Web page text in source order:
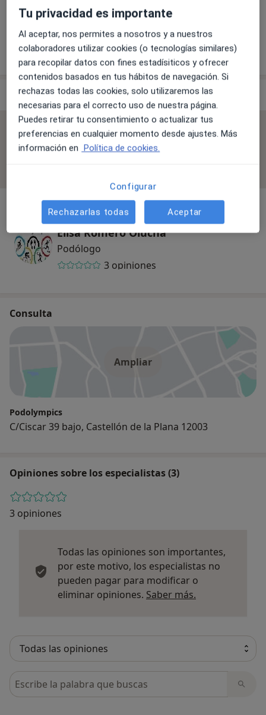
+ 4 servicios
¿Cómo funcionan los precios?
Especialistas & aseguradoras
No se aceptan aseguradoras
Todos los especialistas de esta clínica solo aceptan
Elisa Romero Olucha
Podólogo
3 opiniones
Consulta
Ampliar
Podolympics
C/Ciscar 39 bajo, Castellón de la Plana 12003
Opiniones sobre los especialistas (3)
3 opiniones
Todas las opiniones son importantes,
por este motivo, los especialistas no
pueden pagar para modificar o
eliminar opiniones. Saber más.
Busca en opiniones
Tu privacidad es importante
Al aceptar, nos permites a nosotros y a nuestros
colaboradores utilizar cookies (o tecnologías similares)
para recopilar datos con fines estadísiticos y ofrecer
contenidos basados en tus hábitos de navegación. Si
rechazas todas las cookies, solo utilizaremos las
necesarias para el correcto uso de nuestra página.
Puedes retirar tu consentimiento o actualizar tus
preferencias en cualquier momento desde ajustes. Más
información en Política de cookies.
Configurar
Rechazarlas todas Aceptar